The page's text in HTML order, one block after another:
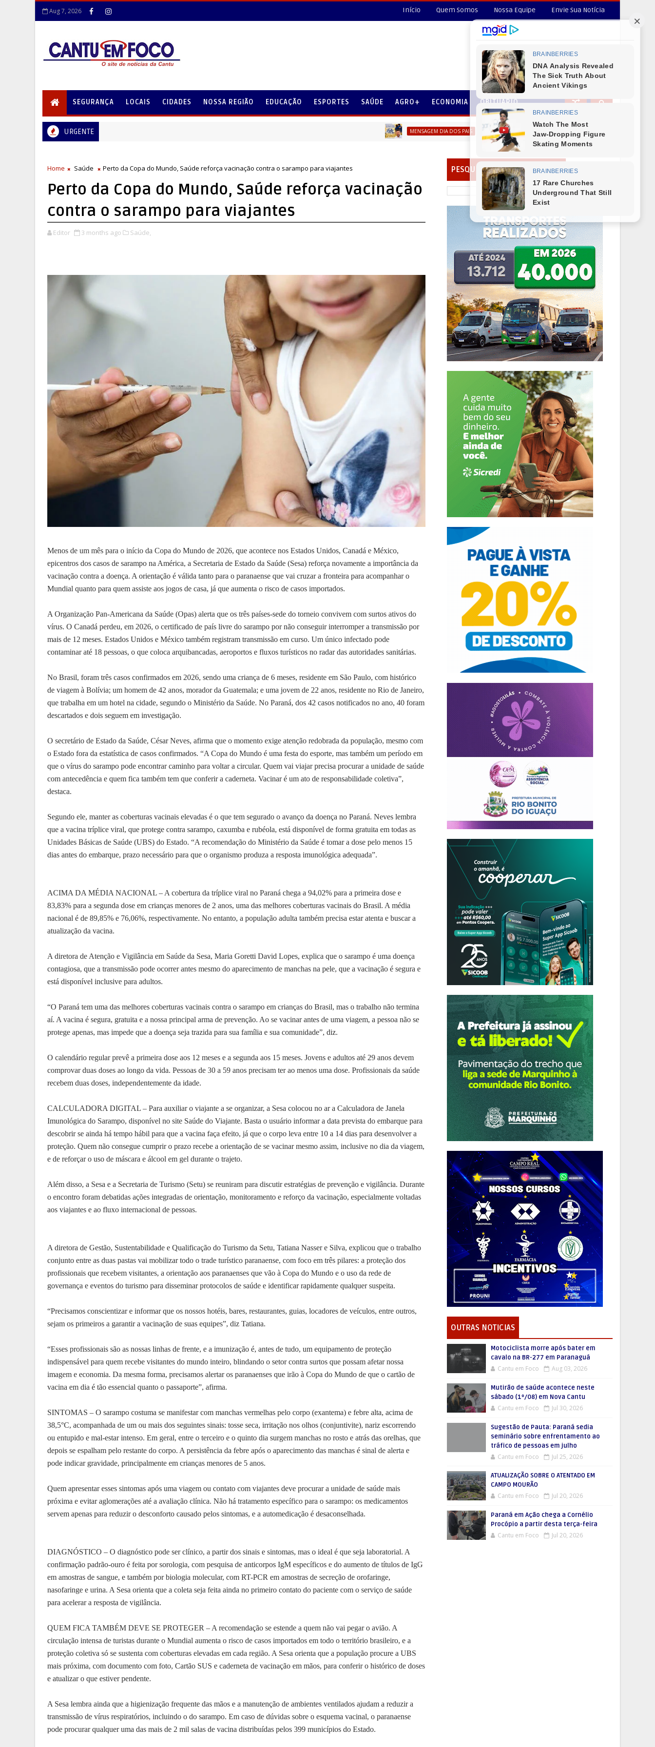
Aug 7, 2026 Início Quem Somos Nossa Equipe Envie Sua Notícia
SEGURANÇA LOCAIS CIDADES NOSSA REGIÃO EDUCAÇÃO ESPORTES SAÚDE AGRO+ ECONOMIA OBITUÁRIO
URGENTE MENSAGEM DIA DOS PAIS Prefeito de Reserva do Iguaçu Vitório Antunes de Paula deseja
Home Saúde Perto da Copa do Mundo, Saúde reforça vacinação contra o sarampo para viajantes
Perto da Copa do Mundo, Saúde reforça vacinação
contra o sarampo para viajantes
Editor 3 months ago Saúde,
Menos de um mês para o início da Copa do Mundo de 2026, que acontece nos Estados Unidos, Canadá e México,
epicentros dos casos de sarampo na América, a Secretaria de Estado da Saúde (Sesa) reforça novamente a importância da
vacinação contra a doença. A orientação é válida tanto para o paranaense que vai cruzar a fronteira para acompanhar o
Mundial quanto para quem assiste aos jogos de casa, já que aumenta o risco de casos importados.
A Organização Pan-Americana da Saúde (Opas) alerta que os três países-sede do torneio convivem com surtos ativos do
vírus. O Canadá perdeu, em 2026, o certificado de país livre do sarampo por não conseguir interromper a transmissão por
mais de 12 meses. Estados Unidos e México também registram transmissão em curso. Um único infectado pode
contaminar até 18 pessoas, o que coloca arquibancadas, aeroportos e fluxos turísticos no radar das autoridades sanitárias.
No Brasil, foram três casos confirmados em 2026, sendo uma criança de 6 meses, residente em São Paulo, com histórico
de viagem à Bolívia; um homem de 42 anos, morador da Guatemala; e uma jovem de 22 anos, residente no Rio de Janeiro,
que trabalha em um hotel na cidade, segundo o Ministério da Saúde. No Paraná, dos 42 casos notificados no ano, 40 foram
descartados e dois seguem em investigação.
O secretário de Estado da Saúde, César Neves, afirma que o momento exige atenção redobrada da população, mesmo com
o Estado fora da estatística de casos confirmados. “A Copa do Mundo é uma festa do esporte, mas também um período em
que o vírus do sarampo pode encontrar caminho para voltar a circular. Quem vai viajar precisa procurar a unidade de saúde
com antecedência e quem fica também tem que conferir a caderneta. Vacinar é um ato de responsabilidade coletiva”,
destaca.
Segundo ele, manter as coberturas vacinais elevadas é o que tem segurado o avanço da doença no Paraná. Neves lembra
que a vacina tríplice viral, que protege contra sarampo, caxumba e rubéola, está disponível de forma gratuita em todas as
Unidades Básicas de Saúde (UBS) do Estado. “A recomendação do Ministério da Saúde é tomar a dose pelo menos 15
dias antes do embarque, prazo necessário para que o organismo produza a resposta imunológica adequada”.
ACIMA DA MÉDIA NACIONAL – A cobertura da tríplice viral no Paraná chega a 94,02% para a primeira dose e
83,83% para a segunda dose em crianças menores de 2 anos, uma das melhores coberturas vacinais do Brasil. A média
nacional é de 89,85% e 76,06%, respectivamente. No entanto, a população adulta também precisa estar atenta e buscar a
atualização da vacina.
A diretora de Atenção e Vigilância em Saúde da Sesa, Maria Goretti David Lopes, explica que o sarampo é uma doença
contagiosa, que a transmissão pode ocorrer antes mesmo do aparecimento de manchas na pele, que a vacinação é segura e
está disponível inclusive para adultos.
“O Paraná tem uma das melhores coberturas vacinais contra o sarampo em crianças do Brasil, mas o trabalho não termina
aí. A vacina é segura, gratuita e a nossa principal arma de prevenção. Ao se vacinar antes de uma viagem, a pessoa não se
protege apenas, mas impede que a doença seja trazida para sua família e sua comunidade”, diz.
O calendário regular prevê a primeira dose aos 12 meses e a segunda aos 15 meses. Jovens e adultos até 29 anos devem
comprovar duas doses ao longo da vida. Pessoas de 30 a 59 anos precisam ter ao menos uma dose. Profissionais da saúde
recebem duas doses, independentemente da idade.
CALCULADORA DIGITAL – Para auxiliar o viajante a se organizar, a Sesa colocou no ar a Calculadora de Janela
Imunológica do Sarampo, disponível no site Saúde do Viajante. Basta o usuário informar a data prevista do embarque para
descobrir se ainda há tempo hábil para que a vacina faça efeito, já que o corpo leva entre 10 a 14 dias para desenvolver a
proteção. Quem não consegue cumprir o prazo recebe a orientação de se vacinar mesmo assim, inclusive no dia da viagem,
e de reforçar o uso de máscara e álcool em gel durante o trajeto.
Além disso, a Sesa e a Secretaria de Turismo (Setu) se reuniram para discutir estratégias de prevenção e vigilância. Durante
o encontro foram debatidas ações integradas de orientação, monitoramento e reforço da vacinação, especialmente voltadas
aos viajantes e ao fluxo internacional de pessoas.
A diretora de Gestão, Sustentabilidade e Qualificação do Turismo da Setu, Tatiana Nasser e Silva, explicou que o trabalho
conjunto entre as duas pastas vai mobilizar todo o trade turístico paranaense, com foco em três pilares: a proteção dos
profissionais que recebem visitantes, a orientação aos paranaenses que vão à Copa do Mundo e o uso da rede de
governança e eventos do turismo para disseminar protocolos de saúde e identificar rapidamente qualquer suspeita.
“Precisamos conscientizar e informar que os nossos hotéis, bares, restaurantes, guias, locadores de veículos, entre outros,
sejam os primeiros a garantir a vacinação de suas equipes”, diz Tatiana.
“Esses profissionais são as nossas linhas de frente, e a imunização é, antes de tudo, um equipamento de proteção
indispensável para quem recebe visitantes do mundo inteiro, blindando o setor contra surtos que possam afetar nossa
imagem e economia. Da mesma forma, precisamos alertar os paranaenses que irão à Copa do Mundo de que o cartão de
vacina em dia é tão essencial quanto o passaporte”, afirma.
SINTOMAS – O sarampo costuma se manifestar com manchas vermelhas pelo corpo (exantema) e febre alta, acima de
38,5°C, acompanhada de um ou mais dos seguintes sinais: tosse seca, irritação nos olhos (conjuntivite), nariz escorrendo
ou entupido e mal-estar intenso. Em geral, entre o terceiro e o quinto dia surgem manchas no rosto e atrás das orelhas, que
depois se espalham pelo restante do corpo. A persistência da febre após o aparecimento das manchas é sinal de alerta e
pode indicar gravidade, principalmente em crianças menores de 5 anos.
Quem apresentar esses sintomas após uma viagem ou contato com viajantes deve procurar a unidade de saúde mais
próxima e evitar aglomerações até a avaliação clínica. Não há tratamento específico para o sarampo: os medicamentos
servem apenas para reduzir o desconforto causado pelos sintomas, e a automedicação é desaconselhada.
DIAGNÓSTICO – O diagnóstico pode ser clínico, a partir dos sinais e sintomas, mas o ideal é que seja laboratorial. A
confirmação padrão-ouro é feita por sorologia, com pesquisa de anticorpos IgM específicos e do aumento de títulos de IgG
em amostras de sangue, e também por biologia molecular, com RT-PCR em amostras de secreção de orofaringe,
nasofaringe e urina. A Sesa orienta que a coleta seja feita ainda no primeiro contato do paciente com o serviço de saúde
para acelerar a resposta de vigilância.
QUEM FICA TAMBÉM DEVE SE PROTEGER – A recomendação se estende a quem não vai pegar o avião. A
circulação intensa de turistas durante o Mundial aumenta o risco de casos importados em todo o território brasileiro, e a
proteção coletiva só se sustenta com coberturas elevadas em cada região. A Sesa orienta que a população procure a UBS
mais próxima, com documento com foto, Cartão SUS e caderneta de vacinação em mãos, para conferir o histórico de doses
e atualizar o que estiver pendente.
A Sesa lembra ainda que a higienização frequente das mãos e a manutenção de ambientes ventilados ajudam a reduzir a
transmissão de vírus respiratórios, incluindo o do sarampo. Em caso de dúvidas sobre o esquema vacinal, o paranaense
pode procurar qualquer uma das mais de 2 mil salas de vacina distribuídas pelos 399 municípios do Estado.
PESQUISAR EM NOSSO PORTAL
OUTRAS NOTICIAS
Motociclista morre após bater em
cavalo na BR-277 em Paranaguá
Cantu em Foco Aug 03, 2026
Mutirão de saúde acontece neste
sábado (1º/08) em Nova Cantu
Cantu em Foco Jul 30, 2026
Sugestão de Pauta: Paraná sedia
seminário sobre enfrentamento ao
tráfico de pessoas em julho
Cantu em Foco Jul 25, 2026
ATUALIZAÇÃO SOBRE O ATENTADO EM
CAMPO MOURÃO
Cantu em Foco Jul 20, 2026
Paraná em Ação chega a Cornélio
Procópio a partir desta terça-feira
Cantu em Foco Jul 20, 2026